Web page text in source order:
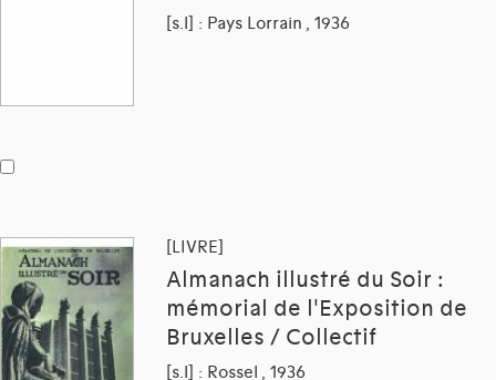
[s.l] : Pays Lorrain , 1936
[LIVRE]
Almanach illustré du Soir :
mémorial de l'Exposition de
Bruxelles / Collectif
[s.l] : Rossel , 1936